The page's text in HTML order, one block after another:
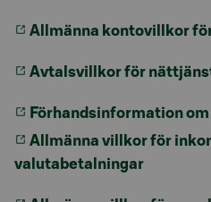
Allmänna kontovillkor
Avtalsvillkor för
Förhandsinformation
Allmänna villkor för
valutabetalningar